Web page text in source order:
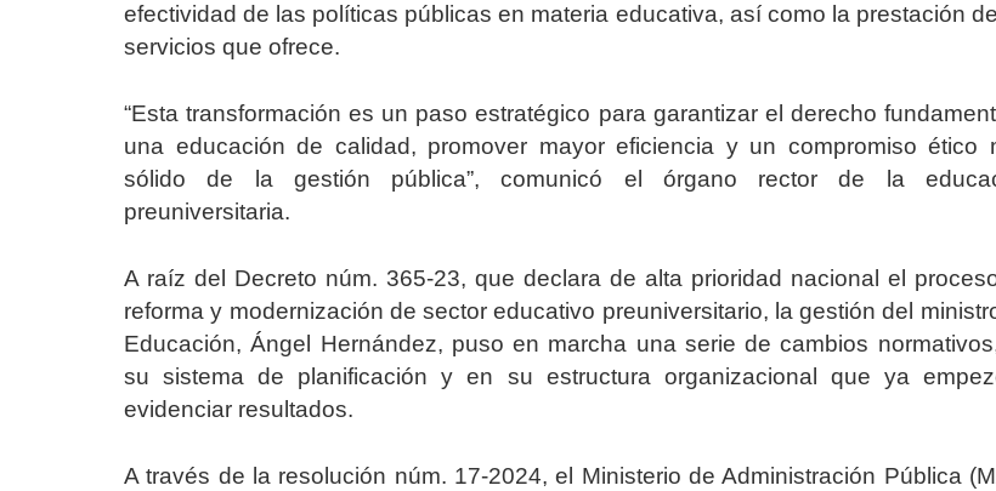
efectividad de las políticas públicas en materia educativa, así como la prestación
servicios que ofrece.
“Esta transformación es un paso estratégico para garantizar el derecho
una educación de calidad, promover mayor eficiencia y un compromiso ético
sólido de la gestión pública”, comunicó el órgano rector de la
preuniversitaria.
A raíz del Decreto núm. 365-23, que declara de alta prioridad nacional el
reforma y modernización de sector educativo preuniversitario, la gestión del
Educación, Ángel Hernández, puso en marcha una serie de cambios
su sistema de planificación y en su estructura organizacional que ya
evidenciar resultados.
A través de la resolución núm. 17-2024, el Ministerio de Administración Pública